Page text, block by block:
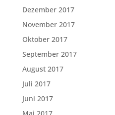
Dezember 2017
November 2017
Oktober 2017
September 2017
August 2017
Juli 2017
Juni 2017